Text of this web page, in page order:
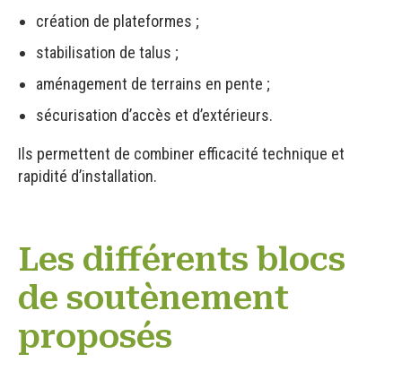
création de plateformes ;
stabilisation de talus ;
aménagement de terrains en pente ;
sécurisation d’accès et d’extérieurs.
Ils permettent de combiner efficacité technique et
rapidité d’installation.
Les différents blocs
de soutènement
proposés